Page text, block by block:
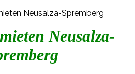
Neusalza-